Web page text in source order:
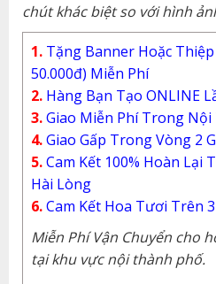
chút khác biệt so với hình
1. Tặng Banner Hoặc
50.000đ) Miễn Phí
2. Hàng Bạn Tạo ONLINE
3.Giao Miễn Phí Trong Nội
4.Giao Gấp Trong Vòng 2
5.Cam Kết 100% Hoàn Lại
Hài Lòng
6.Cam Kết Hoa Tươi Trên
Miễn Phí Vận Chuyển cho
tại khu vực nội thành phố.